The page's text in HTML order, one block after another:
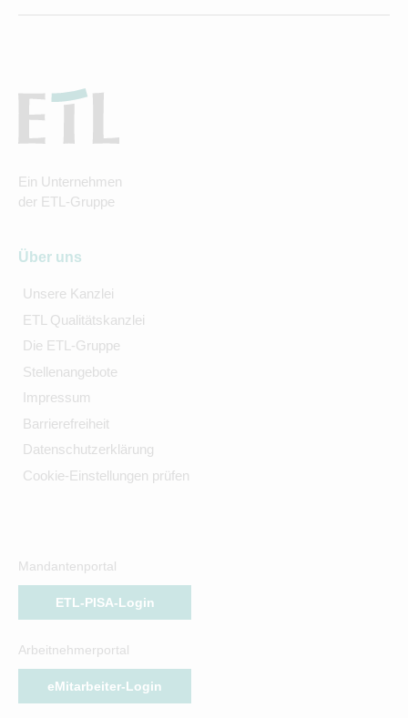
Ein Unternehmen
der ETL-Gruppe
Über uns
Unsere Kanzlei
ETL Qualitätskanzlei
Die ETL-Gruppe
Stellenangebote
Impressum
Barrierefreiheit
Datenschutzerklärung
Cookie-Einstellungen prüfen
Mandantenportal
ETL-PISA-Login
Arbeitnehmerportal
eMitarbeiter-Login